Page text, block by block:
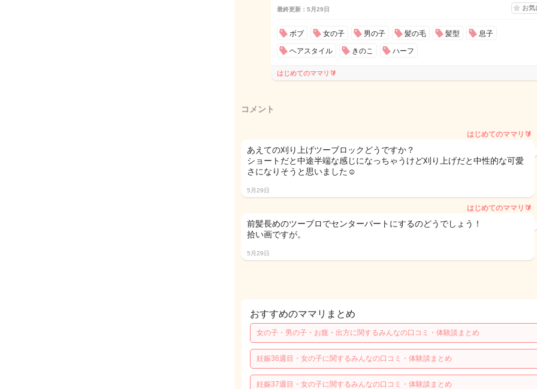
最終更新：5月29日 お気
ボブ 女の子 男の子 髪の毛 髪型 息子
ヘアスタイル きのこ ハーフ
はじめてのママリ🔰
コメント
はじめてのママリ🔰
あえての刈り上げツーブロックどうですか？
ショートだと中途半端な感じになっちゃうけど刈り上げだと中性的な可愛
さになりそうと思いました☺️
5月29日
はじめてのママリ🔰
前髪長めのツーブロでセンターパートにするのどうでしょう！
拾い画ですが。
5月29日
おすすめのママリまとめ
女の子・男の子・お腹・出方に関するみんなの口コミ・体験談まとめ
妊娠36週目・女の子に関するみんなの口コミ・体験談まとめ
妊娠37週目・女の子に関するみんなの口コミ・体験談まとめ